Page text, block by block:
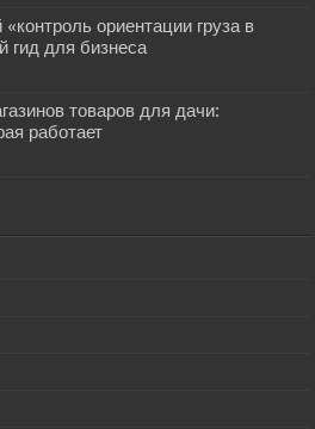
«контроль ориентации груза в
гид для бизнеса
товаров для дачи:
работает